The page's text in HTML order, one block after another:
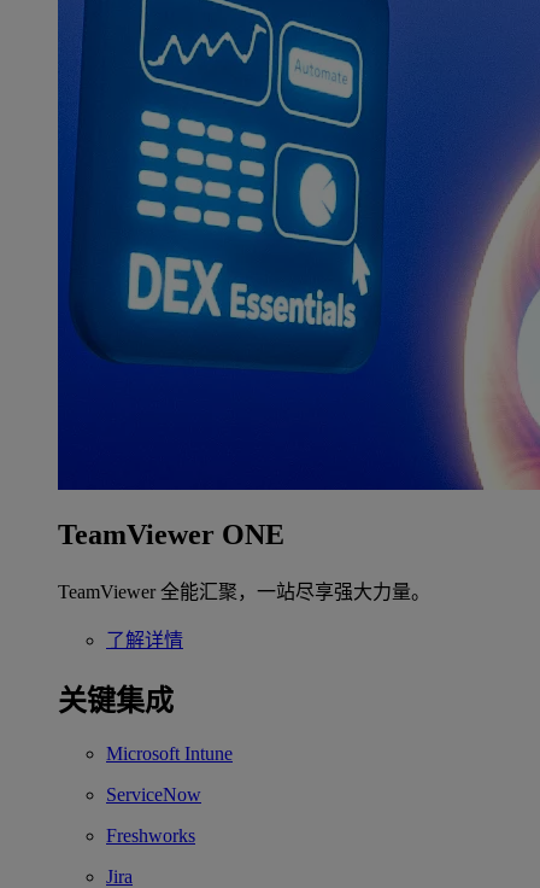
TeamViewer ONE
TeamViewer 全能汇聚，一站尽享强大力量。
了解详情
关键集成
Microsoft Intune
ServiceNow
Freshworks
Jira